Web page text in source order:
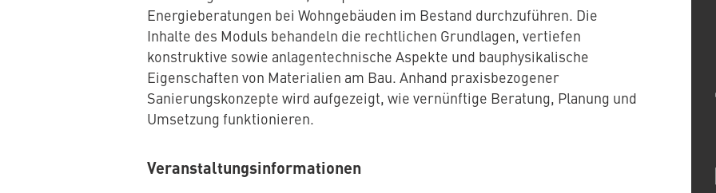
Energieberatungen bei Wohngebäuden im Bestand durchzuführen. Die
Inhalte des Moduls behandeln die rechtlichen Grundlagen, vertiefen
konstruktive sowie anlagentechnische Aspekte und bauphysikalische
Eigenschaften von Materialien am Bau. Anhand praxisbezogener
Sanierungskonzepte wird aufgezeigt, wie vernünftige Beratung, Planung und
Umsetzung funktionieren.
Veranstaltungsinformationen